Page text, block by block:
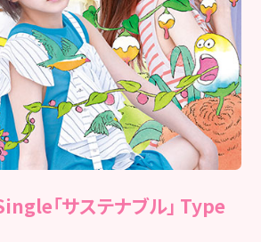
「サステナブル」 Type